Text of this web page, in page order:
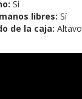
Sí
libres: Sí
de la caja: